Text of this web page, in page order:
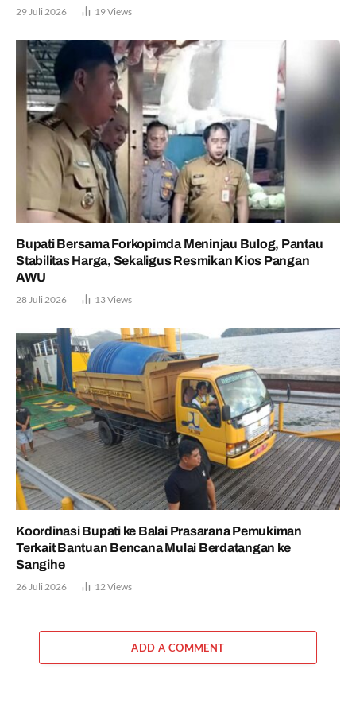
29 Juli 2026 19Views
Bupati Bersama Forkopimda Meninjau Bulog, Pantau
Stabilitas Harga, Sekaligus Resmikan Kios Pangan
AWU
28 Juli 2026 13Views
Koordinasi Bupati ke Balai Prasarana Pemukiman
Terkait Bantuan Bencana Mulai Berdatangan ke
Sangihe
26 Juli 2026 12Views
ADD A COMMENT